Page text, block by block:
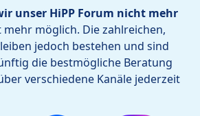
unser HiPP Forum nicht mehr
möglich. Die zahlreichen,
jedoch bestehen und sind
die bestmögliche Beratung
verschiedene Kanäle jederzeit